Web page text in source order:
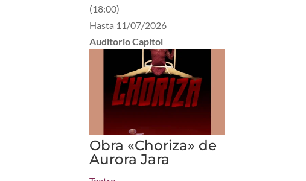
(18:00)
Hasta 11/07/2026
Auditorio Capitol
Obra «Choriza» de
Aurora Jara